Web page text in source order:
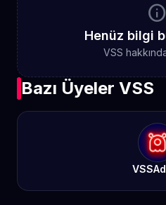
info
Henüz bilgi
VSS
Bazı Üyeler VSS